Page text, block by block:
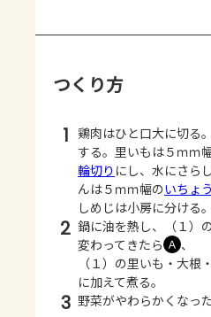
つくり方
1 鶏肉はひと口大に切る
する。里いもは５ｍｍ
輪切り にし、水にさら
んは５ｍｍ幅のいちょ
しめじは小房に分ける。
2 鍋に油を熱し、（１）
変わってきたら Ａ 、
（１）の里いも・大
に加えて煮る。
3 野菜がやわらかくなっ